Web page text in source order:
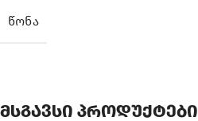
ᲬᲝᲜᲐ
მსგავსი პროდუქტები